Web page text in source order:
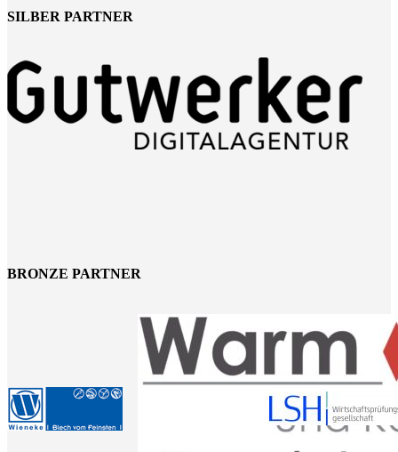
SILBER PARTNER
BRONZE PARTNER